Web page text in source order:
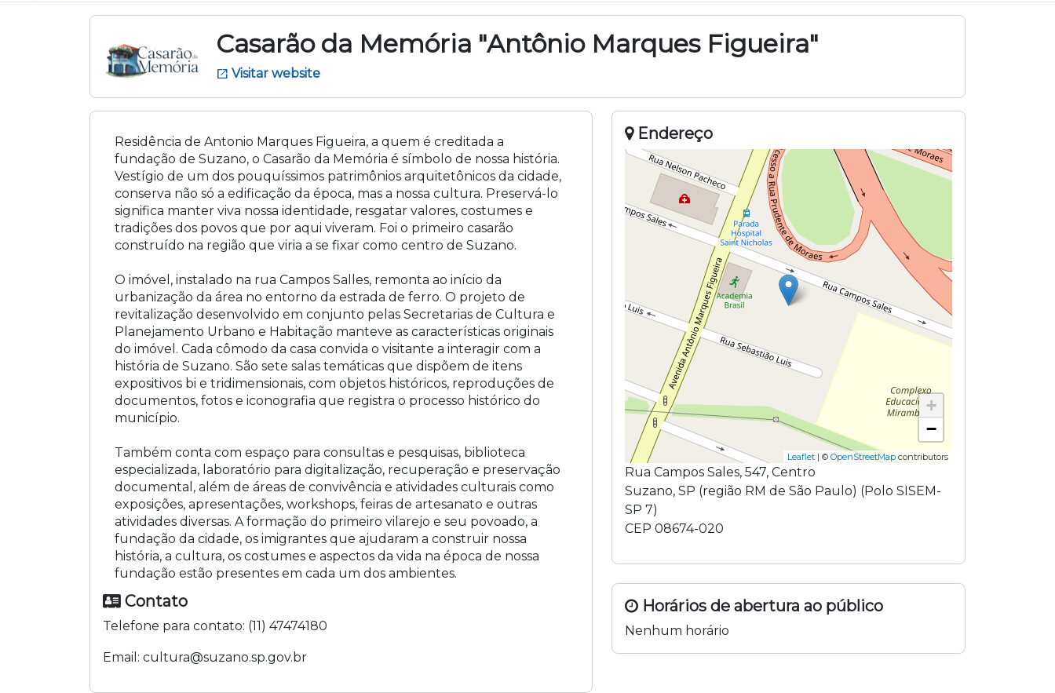
Casarão da Memória "Antônio Marques Figueira"
open_in_new Visitar website
Residência de Antonio Marques Figueira, a quem é creditada a
fundação de Suzano, o Casarão da Memória é símbolo de nossa história.
Vestígio de um dos pouquíssimos patrimônios arquitetônicos da cidade,
conserva não só a edificação da época, mas a nossa cultura. Preservá-lo
significa manter viva nossa identidade, resgatar valores, costumes e
tradições dos povos que por aqui viveram. Foi o primeiro casarão
construído na região que viria a se fixar como centro de Suzano.
O imóvel, instalado na rua Campos Salles, remonta ao início da
urbanização da área no entorno da estrada de ferro. O projeto de
revitalização desenvolvido em conjunto pelas Secretarias de Cultura e
Planejamento Urbano e Habitação manteve as características originais
do imóvel. Cada cômodo da casa convida o visitante a interagir com a
história de Suzano. São sete salas temáticas que dispõem de itens
expositivos bi e tridimensionais, com objetos históricos, reproduções de
documentos, fotos e iconografia que registra o processo histórico do
município.
Também conta com espaço para consultas e pesquisas, biblioteca
especializada, laboratório para digitalização, recuperação e preservação
documental, além de áreas de convivência e atividades culturais como
exposições, apresentações, workshops, feiras de artesanato e outras
atividades diversas. A formação do primeiro vilarejo e seu povoado, a
fundação da cidade, os imigrantes que ajudaram a construir nossa
história, a cultura, os costumes e aspectos da vida na época de nossa
fundação estão presentes em cada um dos ambientes.
Contato
Telefone para contato: (11) 47474180
Email: cultura@suzano.sp.gov.br
Endereço
+
−
Leaflet | © OpenStreetMap contributors
Rua Campos Sales, 547, Centro
Suzano, SP (região RM de São Paulo) (Polo SISEM-
SP 7)
CEP 08674-020
Horários de abertura ao público
Nenhum horário